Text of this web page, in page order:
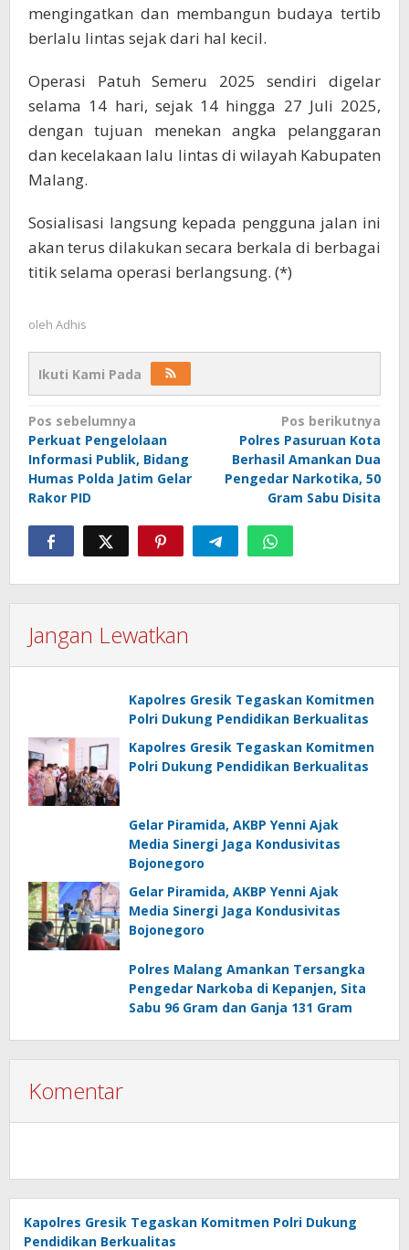
mengingatkan dan membangun budaya tertib
berlalu lintas sejak dari hal kecil.
Operasi Patuh Semeru 2025 sendiri digelar
selama 14 hari, sejak 14 hingga 27 Juli 2025,
dengan tujuan menekan angka pelanggaran
dan kecelakaan lalu lintas di wilayah Kabupaten
Malang.
Sosialisasi langsung kepada pengguna jalan ini
akan terus dilakukan secara berkala di berbagai
titik selama operasi berlangsung. (*)
oleh Adhis
Ikuti Kami Pada
Navigasi
pos
Pos sebelumnya
Perkuat Pengelolaan
Informasi Publik, Bidang
Humas Polda Jatim Gelar
Rakor PID
Pos berikutnya
Polres Pasuruan Kota
Berhasil Amankan Dua
Pengedar Narkotika, 50
Gram Sabu Disita
Jangan Lewatkan
Kapolres Gresik Tegaskan Komitmen
Polri Dukung Pendidikan Berkualitas
Kapolres Gresik Tegaskan Komitmen
Polri Dukung Pendidikan Berkualitas
Gelar Piramida, AKBP Yenni Ajak
Media Sinergi Jaga Kondusivitas
Bojonegoro
Gelar Piramida, AKBP Yenni Ajak
Media Sinergi Jaga Kondusivitas
Bojonegoro
Polres Malang Amankan Tersangka
Pengedar Narkoba di Kepanjen, Sita
Sabu 96 Gram dan Ganja 131 Gram
Komentar
Kapolres Gresik Tegaskan Komitmen Polri Dukung
Pendidikan Berkualitas